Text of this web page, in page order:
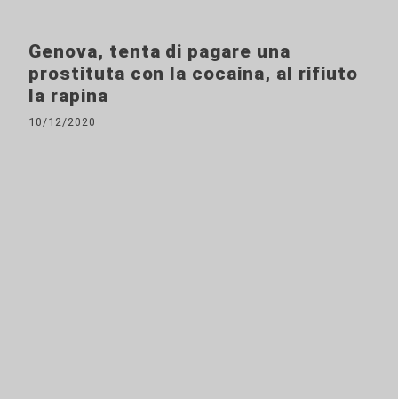
Genova, tenta di pagare una
prostituta con la cocaina, al rifiuto
la rapina
10/12/2020